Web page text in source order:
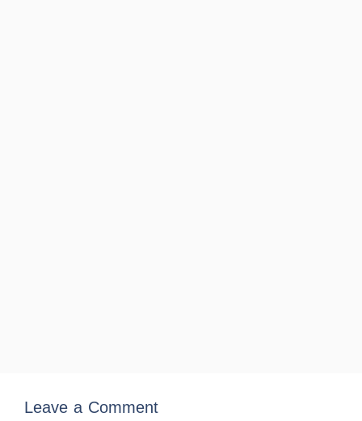
Leave a Comment